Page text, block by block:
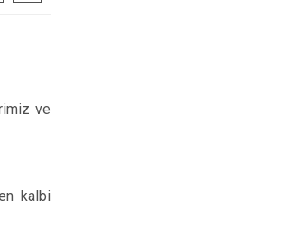
Reşadiye
Yeşilyurt
ve
kalbi